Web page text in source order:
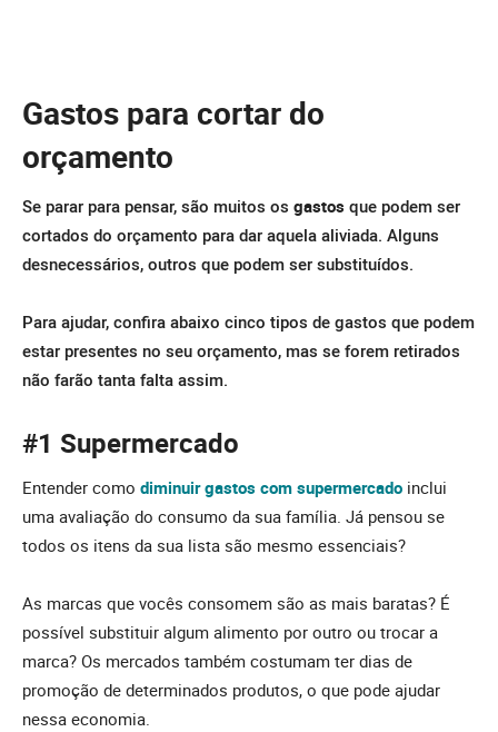
Gastos para cortar do
orçamento
Se parar para pensar, são muitos os gastos que podem ser
cortados do orçamento para dar aquela aliviada. Alguns
desnecessários, outros que podem ser substituídos.
Para ajudar, confira abaixo cinco tipos de gastos que podem
estar presentes no seu orçamento, mas se forem retirados
não farão tanta falta assim.
#1 Supermercado
Entender como diminuir gastos com supermercado inclui
uma avaliação do consumo da sua família. Já pensou se
todos os itens da sua lista são mesmo essenciais?
As marcas que vocês consomem são as mais baratas? É
possível substituir algum alimento por outro ou trocar a
marca? Os mercados também costumam ter dias de
promoção de determinados produtos, o que pode ajudar
nessa economia.